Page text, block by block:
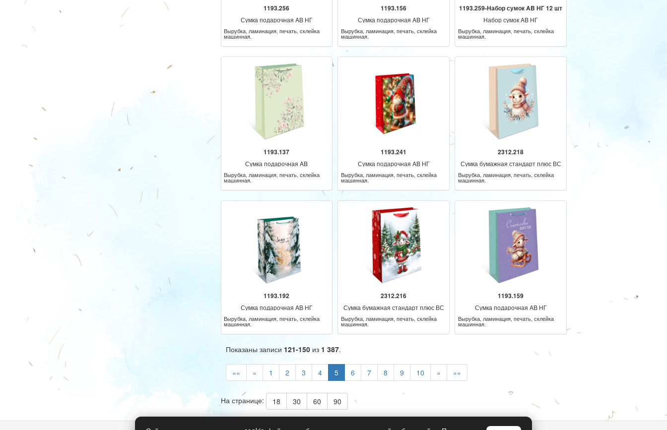
1193.256
Сумка подарочная AB НГ
Вырубка, ламинация, печать, склейка
машинная.
1193.156
Сумка подарочная AB НГ
Вырубка, ламинация, печать, склейка
машинная.
1193.259-Набор сумок AB НГ 12 шт
Набор сумок AB НГ
Вырубка, ламинация, печать, склейка
машинная.
1193.137
Сумка подарочная AB
Вырубка, ламинация, печать, склейка
машинная.
1193.241
Сумка подарочная AB НГ
Вырубка, ламинация, печать, склейка
машинная.
2312.218
Сумка бумажная стандарт плюс ВС
Вырубка, ламинация, печать, склейка
машинная.
1193.192
Сумка подарочная AB НГ
Вырубка, ламинация, печать, склейка
машинная.
2312.216
Сумка бумажная стандарт плюс ВС
Вырубка, ламинация, печать, склейка
машинная.
1193.159
Сумка подарочная AB НГ
Вырубка, ламинация, печать, склейка
машинная.
Показаны записи 121-150из 1 387.
«« « 1 2 3 4 5 6 7 8 9 10 » »»
На странице: 18 30 60 90